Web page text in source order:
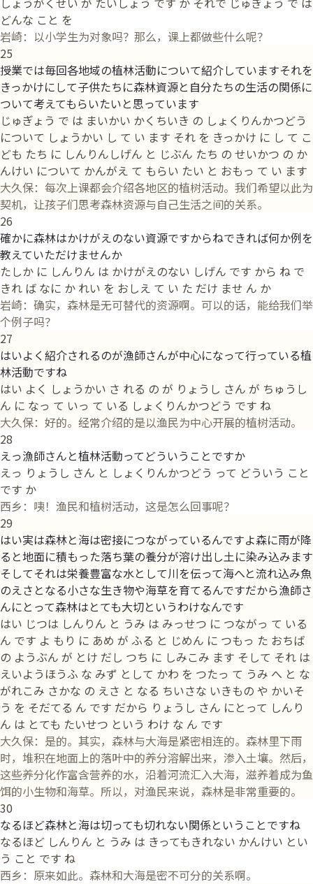
どんな こと を
岩崎：以小学生为对象吗？那么，课上都做些什么呢？
25
授業では毎回各地域の植林活動について紹介していますそれを
きっかけにして子供たちに森林資源と自分たちの生活の関係に
ついて考えてもらいたいと思っています
じゅぎょう で は まいかい かくちいき の しょくりんかつどう
について しょうかい し て い ます それ を きっかけ に し て こ
ども たち に しんりんしげん と じぶん たち の せいかつ の か
んけい について かんがえ て もらい たい と おもっ て い ます
大久保：每次上课都会介绍各地区的植树活动。我们希望以此为
契机，让孩子们思考森林资源与自己生活之间的关系。
26
確かに森林はかけがえのない資源ですからねできれば何か例を
教えていただけませんか
たしか に しんりん は かけがえのない しげん です から ね で
きれ ば なに か れい を おしえ て い た だけ ませ ん か
岩崎：确实，森林是无可替代的资源啊。可以的话，能给我们举
个例子吗？
27
はいよく紹介されるのが漁師さんが中心になって行っている植
林活動ですね
はい よく しょうかい さ れる の が りょうし さん が ちゅうし
ん に なっ て いっ て いる しょくりんかつどう です ね
大久保：好的。经常介绍的是以渔民为中心开展的植树活动。
28
えっ漁師さんと植林活動ってどういうことですか
えっ りょうし さん と しょくりんかつどう って どういう こと
です か
西乡：咦！渔民和植树活动，这是怎么回事呢？
29
はい実は森林と海は密接につながっているんですよ森に雨が降
ると地面に積もった落ち葉の養分が溶け出し土に染み込みます
そしてそれは栄養豊富な水として川を伝って海へと流れ込み魚
のえさとなる小さな生き物や海草を育てるんですだから漁師さ
んにとって森林はとても大切というわけなんです
はい じつは しんりん と うみ は みっせつ に つながっ て いる
ん です よ もり に あめ が ふる と じめん に つもっ た おちば
の ようぶん が とけ だし つち に しみこみ ます そして それ は
えいようほうふ な みず として かわ を つたっ て うみ へ と な
がれこみ さかな の えさ と なる ちいさな いきもの や かいそ
う を そだてる ん です だから りょうし さん にとって しんり
ん は とても たいせつ という わけ な ん です
大久保：是的。其实，森林与大海是紧密相连的。森林里下雨
时，堆积在地面上的落叶中的养分溶解出来，渗入土壤。然后，
这些养分化作富含营养的水，沿着河流汇入大海，滋养着成为鱼
饵的小生物和海草。所以，对渔民来说，森林是非常重要的。
30
なるほど森林と海は切っても切れない関係ということですね
なるほど しんりん と うみ は きってもきれない かんけい とい
う こと です ね
西乡：原来如此。森林和大海是密不可分的关系啊。